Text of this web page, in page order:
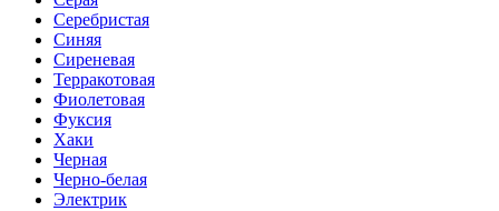
Серебристая
Синяя
Сиреневая
Терракотовая
Фиолетовая
Фуксия
Хаки
Черная
Черно-белая
Электрик